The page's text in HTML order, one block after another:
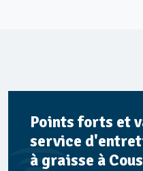
Points forts et
service
à graisse à